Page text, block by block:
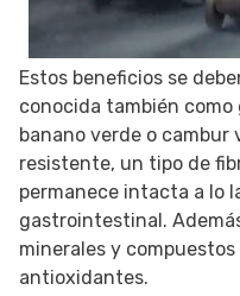
Estos beneficios se
conocida también
banano verde o cambur
resistente, un tipo de
permanece intacta a lo
gastrointestinal.
minerales y
antioxidantes.